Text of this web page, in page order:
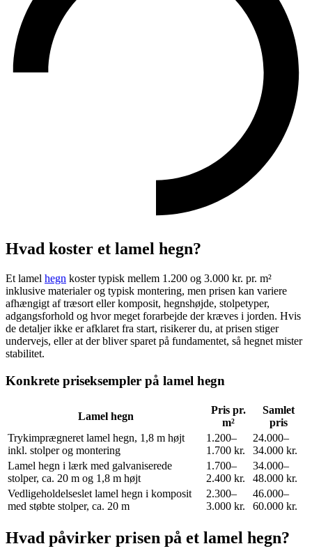
Hvad koster et lamel hegn?
Et lamel hegn koster typisk mellem 1.200 og 3.000 kr. pr. m²
inklusive materialer og typisk montering, men prisen kan variere
afhængigt af træsort eller komposit, hegnshøjde, stolpetyper,
adgangsforhold og hvor meget forarbejde der kræves i jorden. Hvis
de detaljer ikke er afklaret fra start, risikerer du, at prisen stiger
undervejs, eller at der bliver sparet på fundamentet, så hegnet mister
stabilitet.
Konkrete priseksempler på lamel hegn
Lamel hegn
Pris pr.
m²
Samlet
pris
Trykimprægneret lamel hegn, 1,8 m højt
inkl. stolper og montering
1.200–
1.700 kr.
24.000–
34.000 kr.
Lamel hegn i lærk med galvaniserede
stolper, ca. 20 m og 1,8 m højt
1.700–
2.400 kr.
34.000–
48.000 kr.
Vedligeholdelseslet lamel hegn i komposit
med støbte stolper, ca. 20 m
2.300–
3.000 kr.
46.000–
60.000 kr.
Hvad påvirker prisen på et lamel hegn?